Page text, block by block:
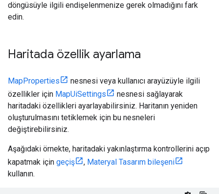
döngüsüyle ilgili endişelenmenize gerek olmadığını fark
edin.
Haritada özellik ayarlama
MapProperties
nesnesi veya kullanıcı arayüzüyle ilgili
özellikler için MapUiSettings
nesnesi sağlayarak
haritadaki özellikleri ayarlayabilirsiniz. Haritanın yeniden
oluşturulmasını tetiklemek için bu nesneleri
değiştirebilirsiniz.
Aşağıdaki örnekte, haritadaki yakınlaştırma kontrollerini açıp
kapatmak için geçiş , Materyal Tasarım bileşeni
kullanın.